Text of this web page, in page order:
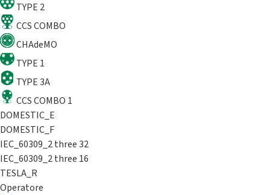
TYPE 2
CCS COMBO
CHAdeMO
TYPE 1
TYPE 3A
CCS COMBO 1
DOMESTIC_E
DOMESTIC_F
IEC_60309_2 three 32
IEC_60309_2 three 16
TESLA_R
Operatore